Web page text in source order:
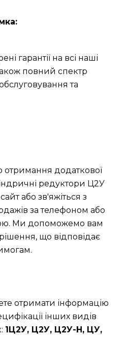
гарантії на всі наші
повний спектр
та
додаткової
редуктори Ц2У
або зв'яжіться з
за телефоном або
Ми допоможемо вам
що відповідає
отримати інформацію
інших видів
1Ц2У, Ц2У, Ц2У-Н, ЦУ,